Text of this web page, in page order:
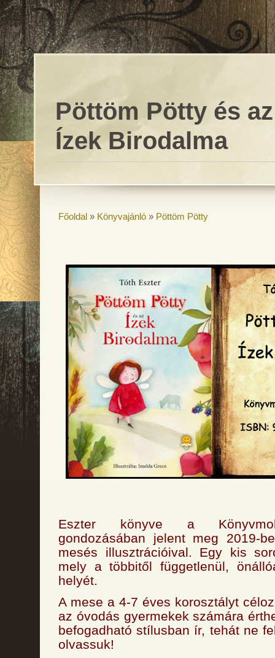
Pöttöm Pötty és az
Ízek Birodalma
Főoldal » Könyvajánló » Pöttöm Pötty
Eszter könyve a
gondozásában jelent meg 2019-
mesés illusztrációival. Egy kis
mely a többitől függetlenül,
helyét.
A mese a 4-7 éves korosztályt
az óvodás gyermekek számára
befogadható stílusban ír, tehát ne
olvassuk!